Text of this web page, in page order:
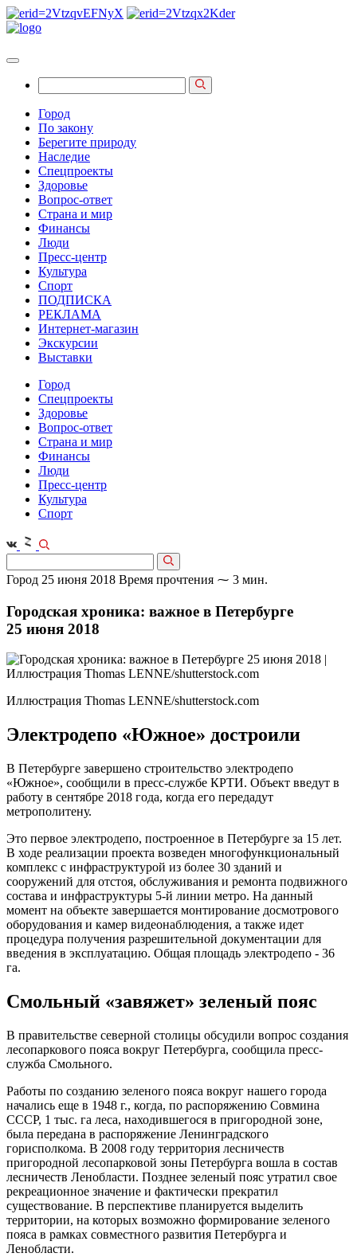
Город
По закону
Берегите природу
Наследие
Спецпроекты
Здоровье
Вопрос-ответ
Страна и мир
Финансы
Люди
Пресс-центр
Культура
Спорт
ПОДПИСКА
РЕКЛАМА
Интернет-магазин
Экскурсии
Выставки
Город
Спецпроекты
Здоровье
Вопрос-ответ
Страна и мир
Финансы
Люди
Пресс-центр
Культура
Спорт
Город 25 июня 2018 Время прочтения ⁓ 3 мин.
Городская хроника: важное в Петербурге
25 июня 2018
Иллюстрация Thomas LENNE/shutterstock.com
Электродепо «Южное» достроили
В Петербурге завершено строительство электродепо
«Южное», сообщили в пресс-службе КРТИ. Объект введут в
работу в сентябре 2018 года, когда его передадут
метрополитену.
Это первое электродепо, построенное в Петербурге за 15 лет.
В ходе реализации проекта возведен многофункциональный
комплекс с инфраструктурой из более 30 зданий и
сооружений для отстоя, обслуживания и ремонта подвижного
состава и инфраструктуры 5-й линии метро. На данный
момент на объекте завершается монтирование досмотрового
оборудования и камер видеонаблюдения, а также идет
процедура получения разрешительной документации для
введения в эксплуатацию. Общая площадь электродепо - 36
га.
Смольный «завяжет» зеленый пояс
В правительстве северной столицы обсудили вопрос создания
лесопаркового пояса вокруг Петербурга, сообщила пресс-
служба Смольного.
Работы по созданию зеленого пояса вокруг нашего города
начались еще в 1948 г., когда, по распоряжению Совмина
СССР, 1 тыс. га леса, находившегося в пригородной зоне,
была передана в распоряжение Ленинградского
горисполкома. В 2008 году территория лесничеств
пригородной лесопарковой зоны Петербурга вошла в состав
лесничеств Ленобласти. Позднее зеленый пояс утратил свое
рекреационное значение и фактически прекратил
существование. В перспективе планируется выделить
территории, на которых возможно формирование зеленого
пояса в рамках совместного развития Петербурга и
Ленобласти.